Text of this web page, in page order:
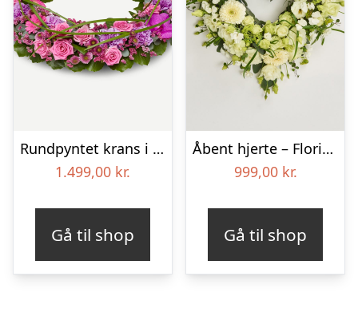
Rundpyntet krans i klassisk stil – pink
1.499,00 kr.
Gå til shop
Åbent hjerte – Floristens kreative valg
999,00 kr.
Gå til shop